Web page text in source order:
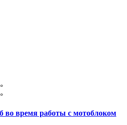
во время работы с мотоблоком